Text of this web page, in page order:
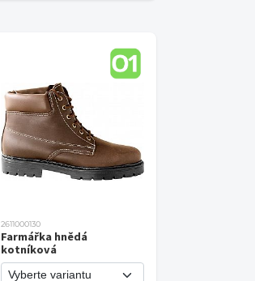
2611000130
Farmářka hnědá
kotníková